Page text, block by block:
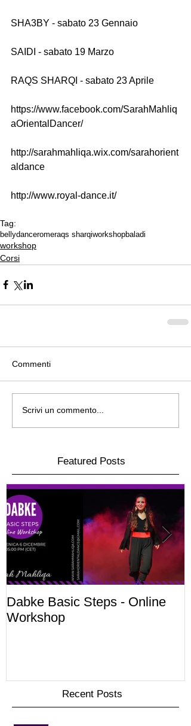
SHA3BY - sabato 23 Gennaio
SAIDI - sabato 19 Marzo
RAQS SHARQI - sabato 23 Aprile
https://www.facebook.com/SarahMahliq
aOrientalDancer/
http://sarahmahliqa.wix.com/sarahorient
aldance
http://www.royal-dance.it/
Tag:
bellydanceromeraqs sharqiworkshopbaladi
workshop
Corsi
Commenti
Scrivi un commento...
Featured Posts
Dabke Basic Steps - Online
Workshop
Recent Posts